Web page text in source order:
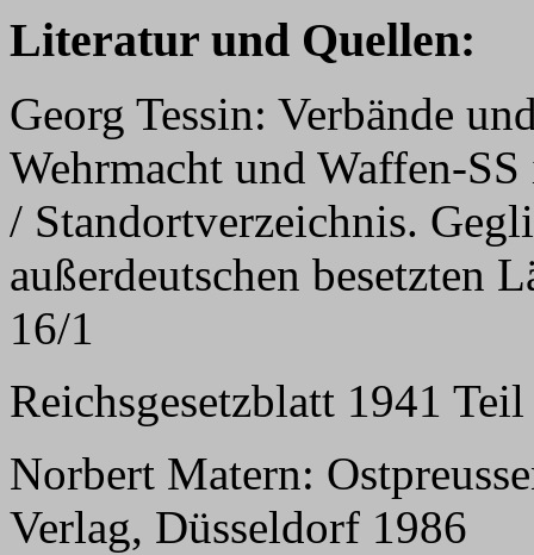
Literatur und Quellen:
Georg Tessin: Verbände
Wehrmacht und Waffen-
/ Standortverzeichnis.
außerdeutschen besetzten
16/1
Reichsgesetzblatt 1941
Norbert Matern:
Verlag, Düsseldorf 1986